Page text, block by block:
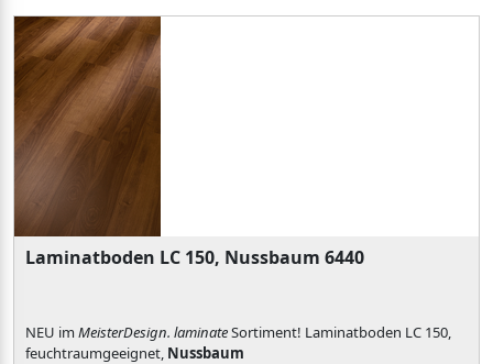
Laminatboden LC 150, Nussbaum 6440
NEU imMeisterDesign. laminateSortiment! Laminatboden LC 150,
feuchtraumgeeignet, Nussbaum